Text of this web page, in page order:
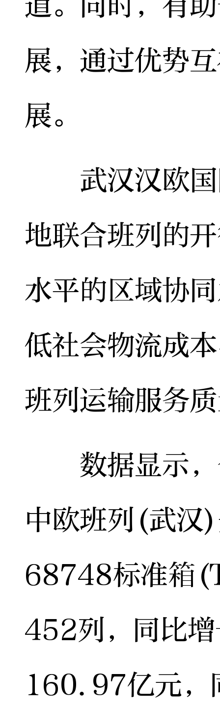
展，通过优势
展。
武汉汉欧国
地联合班列的
水平的区域协
低社会物流成
班列运输服务
数据显示，
中欧班列(武汉
68748标准箱
452列，同比
160.97亿元